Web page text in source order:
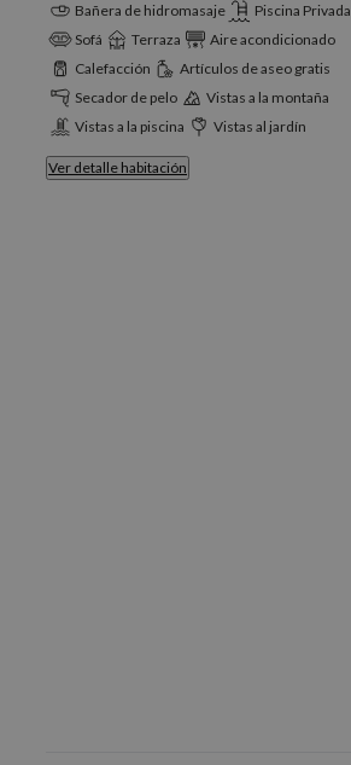
Bañera de hidromasaje
Piscina Privada
Sofá
Terraza
Aire acondicionado
Calefacción
Artículos de aseo gratis
Secador de pelo
Vistas a la montaña
Vistas a la piscina
Vistas al jardín
Ver detalle habitación